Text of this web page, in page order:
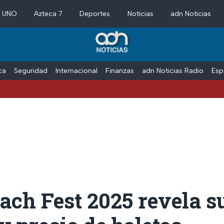
Azteca 7 Deportes Noticias adn Noticias
Seguridad Internacional Finanzas adn Noticias Radio
Fest 2025 revela